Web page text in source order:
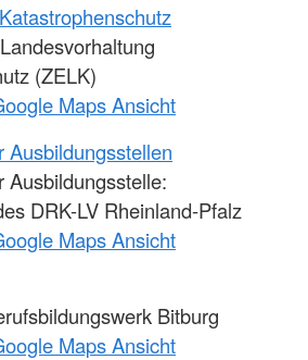
(ZELK)
Maps Ansicht
Ausbildungsstellen
Ausbildungsstelle:
DRK-LV Rheinland-Pfalz
Maps Ansicht
Bitburg
Maps Ansicht